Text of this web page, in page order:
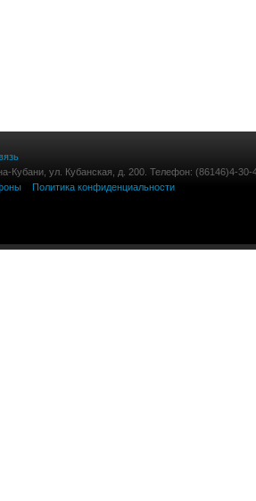
Кубани, ул. Кубанская, д. 200. Телефон: (86146)4-30-
Политика конфиденциальности